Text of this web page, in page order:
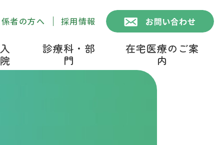
者の方へ 採用情報
入
院
診療科・部
門
在宅医療のご案
内